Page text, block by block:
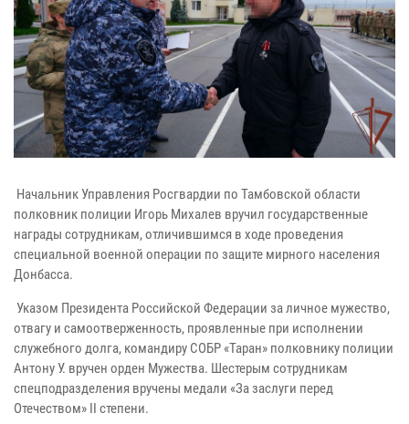
Начальник Управления Росгвардии по Тамбовской области
полковник полиции Игорь Михалев вручил государственные
награды сотрудникам, отличившимся в ходе проведения
специальной военной операции по защите мирного населения
Донбасса.
Указом Президента Российской Федерации за личное мужество,
отвагу и самоотверженность, проявленные при исполнении
служебного долга, командиру СОБР «Таран» полковнику полиции
Антону У. вручен орден Мужества. Шестерым сотрудникам
спецподразделения вручены медали «За заслуги перед
Отечеством» II степени.